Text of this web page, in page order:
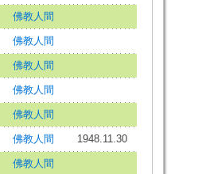
佛教人間
佛教人間
佛教人間
佛教人間
佛教人間
佛教人間 1948.11.30
佛教人間